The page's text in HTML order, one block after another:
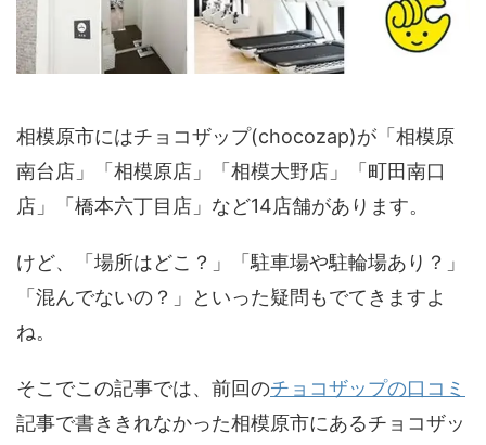
相模原市にはチョコザップ(chocozap)が「相模原
南台店」「相模原店」「相模大野店」「町田南口
店」「橋本六丁目店」など14店舗があります。
けど、「場所はどこ？」「駐車場や駐輪場あり？」
「混んでないの？」といった疑問もでてきますよ
ね。
そこでこの記事では、前回のチョコザップの口コミ
記事で書ききれなかった相模原市にあるチョコザッ